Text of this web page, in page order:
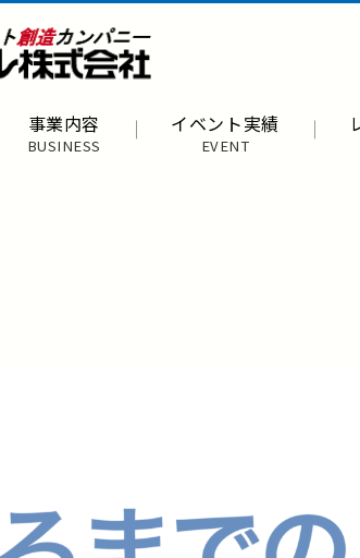
事業内容
BUSINESS
イベント実績
EVENT